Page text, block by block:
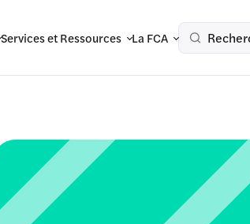
Services et Ressources La FCA